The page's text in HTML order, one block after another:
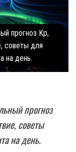
прогноз Kp,
советы для
на день.
прогноз
советы
на день.